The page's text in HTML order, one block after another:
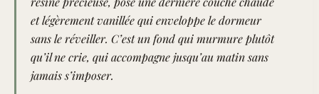
et légèrement vanillée qui enveloppe le dormeur
sans le réveiller. C’est un fond qui murmure plutôt
qu’il ne crie, qui accompagne jusqu’au matin sans
jamais s’imposer.